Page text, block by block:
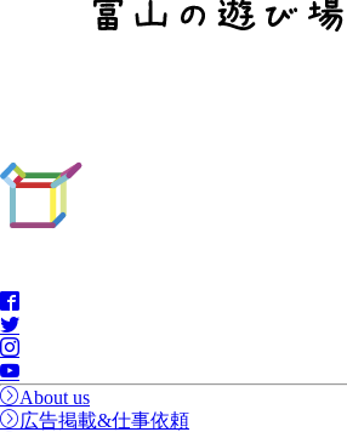
About us
広告掲載&仕事依頼